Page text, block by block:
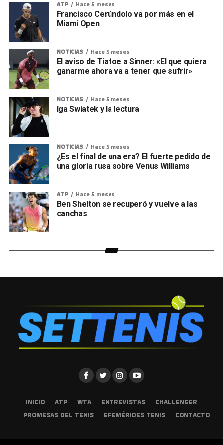
ATP Hace 5 meses
Francisco Cerúndolo va por más en el
Miami Open
NOTICIAS Hace 5 meses
El aviso de Tiafoe a Sinner: «El que quiera
ganarme ahora va a tener que sufrir»
NOTICIAS Hace 5 meses
Iga Swiatek y la lectura
NOTICIAS Hace 5 meses
¿Es el final de una era? El fuerte pedido de
una gloria rusa sobre Venus Williams
ATP Hace 5 meses
Ben Shelton se recuperó y vuelve a las
canchas
INICIO ATP WTA ENTREVISTAS
CHALLENGER
PROMESAS DEL TENIS
EFEMÉRIDES TENIS CONTACTO